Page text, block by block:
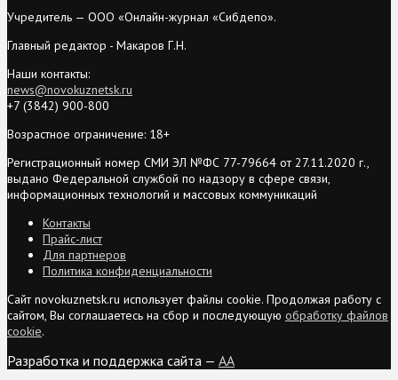
Учредитель — ООО «Онлайн-журнал «Сибдепо».
Главный редактор - Макаров Г.Н.
Наши контакты:
news@novokuznetsk.ru
+7 (3842) 900-800
Возрастное ограничение: 18+
Регистрационный номер СМИ ЭЛ №ФС 77-79664 от 27.11.2020 г.,
выдано Федеральной службой по надзору в сфере связи,
информационных технологий и массовых коммуникаций
Контакты
Прайс-лист
Для партнеров
Политика конфиденциальности
Сайт novokuznetsk.ru использует файлы cookie. Продолжая работу с
сайтом, Вы соглашаетесь на сбор и последующую обработку файлов
cookie.
Разработка и поддержка сайта — AA